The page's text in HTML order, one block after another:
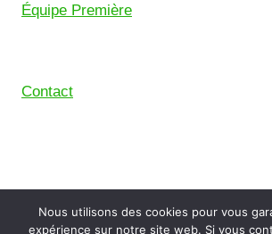
Équipe Première
Contact
avec leComptoir Digital, le collectif
Nous utilisons des cookies pour vous
expérience sur notre site web. Si vous